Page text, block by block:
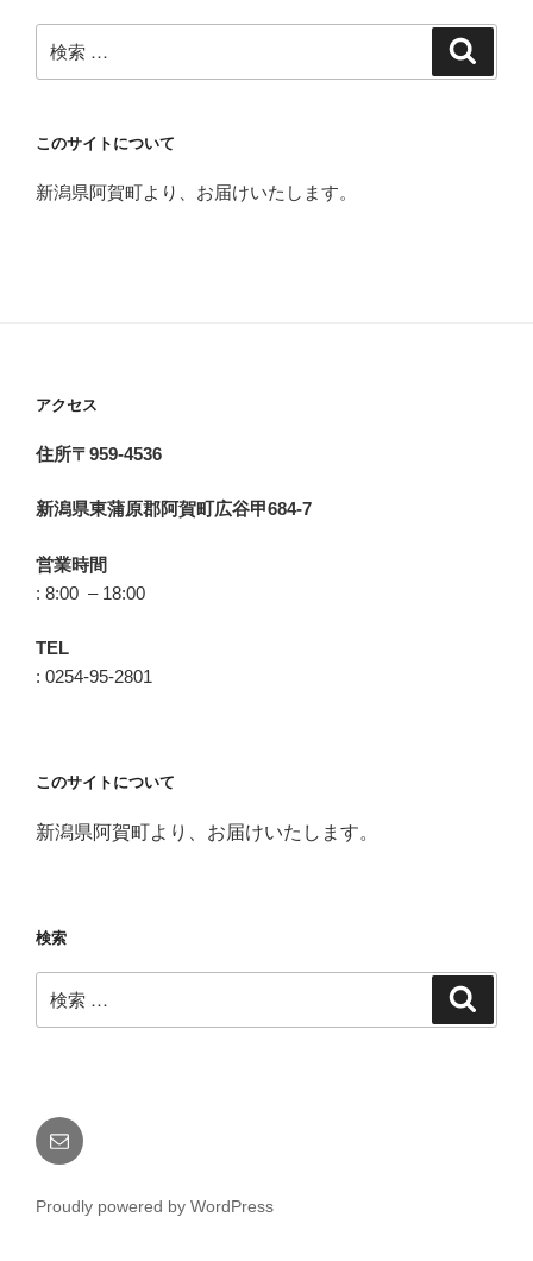
索:
このサイトについて
新潟県阿賀町より、お届けいたします。
アクセス
住所〒959-4536
新潟県東蒲原郡阿賀町広谷甲684-7
営業時間
: 8:00 – 18:00
TEL
: 0254-95-2801
このサイトについて
新潟県阿賀町より、お届けいたします。
検索
索:
メ
ー
Proudly powered by WordPress